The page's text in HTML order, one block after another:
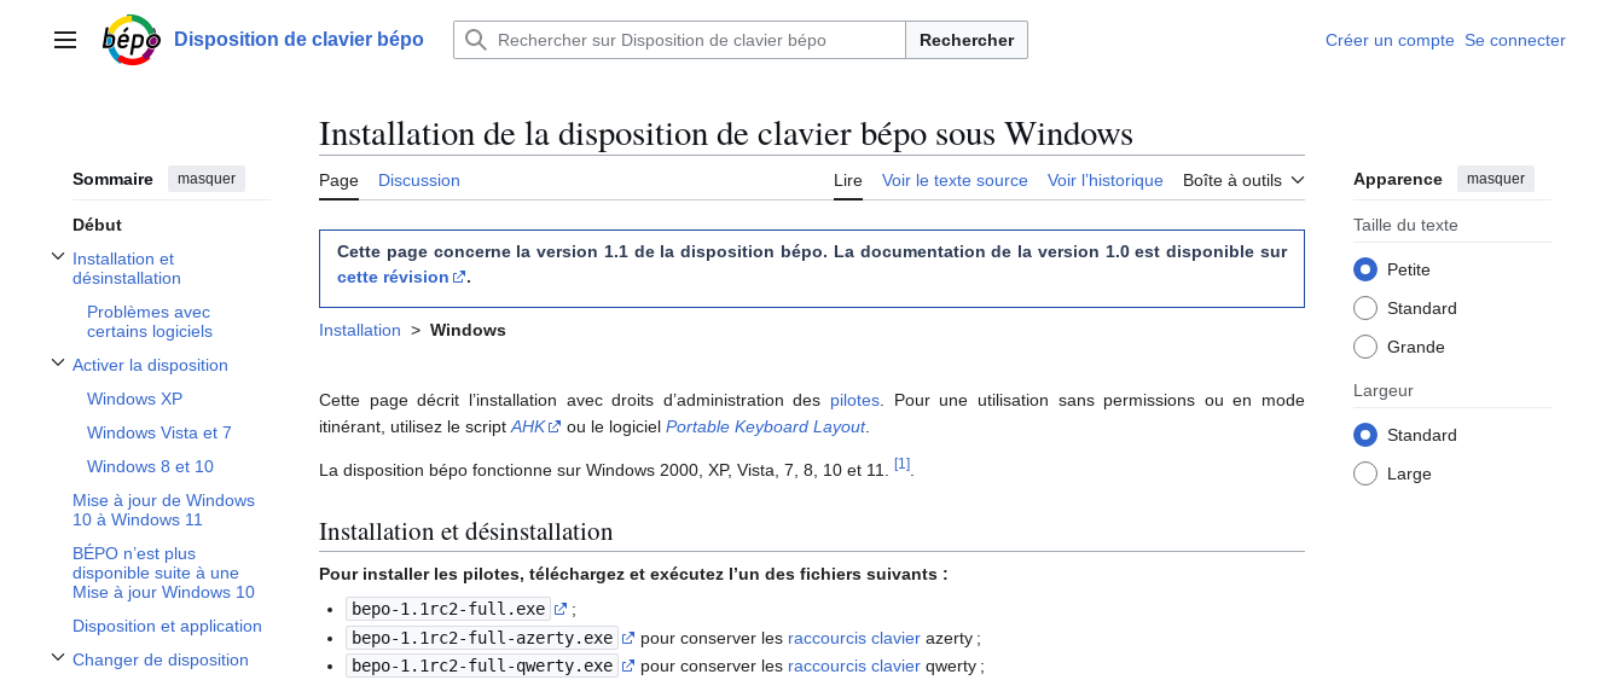
contenuMenu principalDisposition de clavier bépo Rechercher Créer un compte Se connecter
Sommaire masquer
Début
Installation et
désinstallation
Afficher / masquer la sous-section Installation et désinstallation
Problèmes avec
certains logiciels
Activer la disposition
Afficher / masquer la sous-section Activer la disposition
Windows XP
Windows Vista et 7
Windows 8 et 10
Mise à jour de Windows
10 à Windows 11
BÉPO n’est plus
disponible suite à une
Mise à jour Windows 10
Disposition et application
Changer de disposition
Afficher / masquer la sous-section Changer de disposition
Installation de la disposition de clavier bépo sous Windows
Page Discussion Lire Voir le texte source Voir l’historique Boîte à outils Apparence masquer
Taille du texte
Petite
Standard
Grande
Largeur
Standard
Large
Cette page concerne la version 1.1 de la disposition bépo. La documentation de la version 1.0 est disponible sur
cette révision
.
Installation > Windows
Cette page décrit l’installation avec droits d’administration des pilotes . Pour une utilisation sans permissions ou en mode
itinérant, utilisez le script AHK ou le logiciel Portable Keyboard Layout.
La disposition bépo fonctionne sur Windows 2000, XP, Vista, 7, 8, 10 et 11. [1 ]
Installation et désinstallation
Pour installer les pilotes, téléchargez et exécutez l’un des fichiers suivants :
bepo-1.1rc2-full.exe
;
bepo-1.1rc2-full-azerty.exe
pour conserver les raccourcis clavier azerty ;
bepo-1.1rc2-full-qwerty.exe
pour conserver les raccourcis clavier qwerty ;